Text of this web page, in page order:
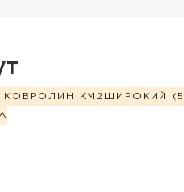
КОВРОЛИН КМ2 ШИРОКИЙ